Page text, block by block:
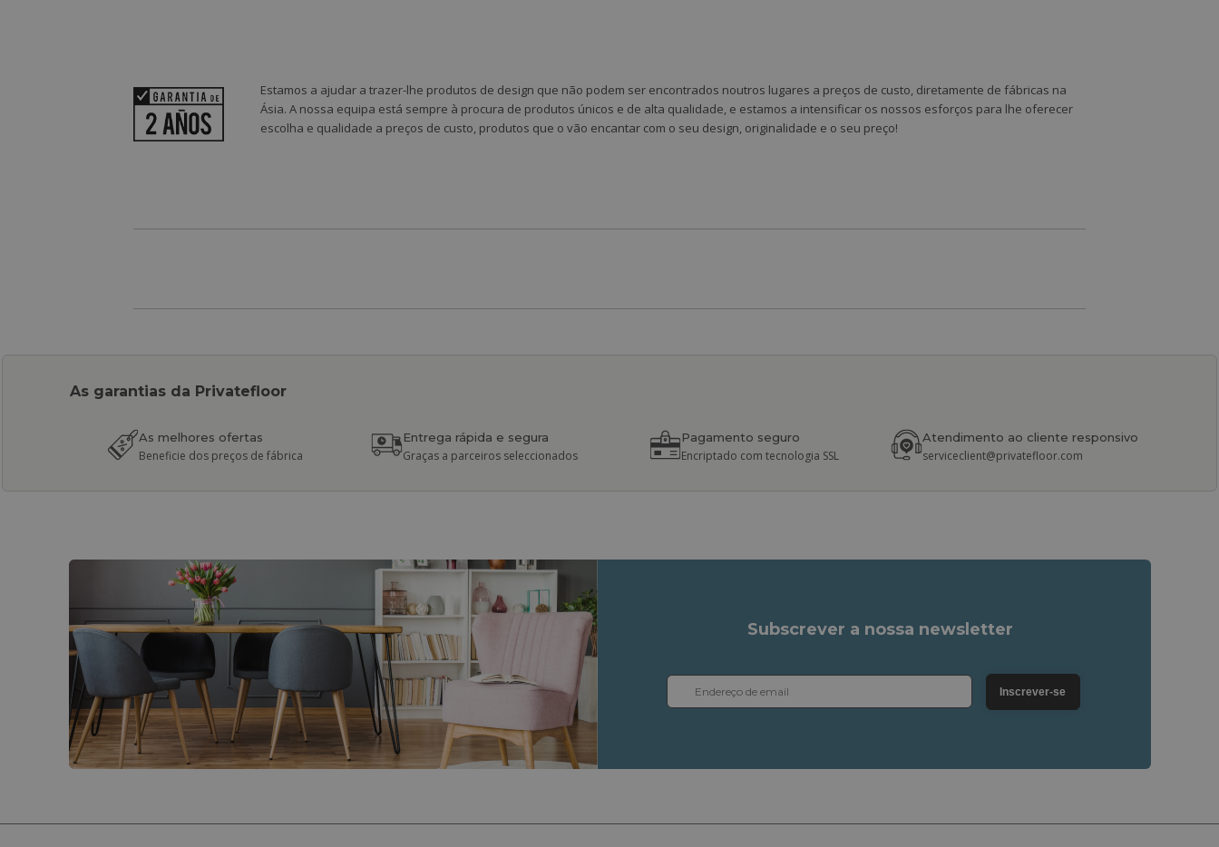
Estamos a ajudar a trazer-lhe produtos de design que não podem ser encontrados noutros lugares a preços de custo, diretamente de fábricas na
Ásia. A nossa equipa está sempre à procura de produtos únicos e de alta qualidade, e estamos a intensificar os nossos esforços para lhe oferecer
escolha e qualidade a preços de custo, produtos que o vão encantar com o seu design, originalidade e o seu preço!
As garantias da Privatefloor
As melhores ofertas
Beneficie dos preços de fábrica
Entrega rápida e segura
Graças a parceiros seleccionados
Pagamento seguro
Encriptado com tecnologia SSL
Atendimento ao cliente responsivo
serviceclient@privatefloor.com
Subscrever a nossa newsletter
Inscrever-se